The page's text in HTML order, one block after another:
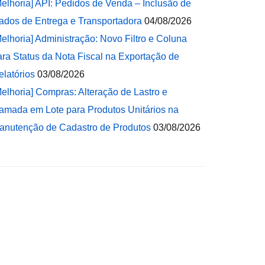
API: Pedidos de Venda – Inclusão de
de Entrega e Transportadora 04/08/2026
Administração: Novo Filtro e Coluna
Status da Nota Fiscal na Exportação de
03/08/2026
Compras: Alteração de Lastro e
em Lote para Produtos Unitários na
de Cadastro de Produtos 03/08/2026